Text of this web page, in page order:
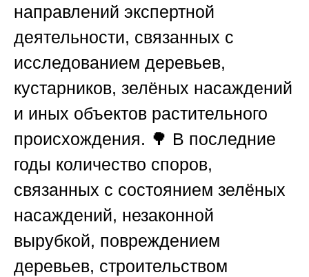
направлений экспертной
деятельности, связанных с
исследованием деревьев,
кустарников, зелёных насаждений
и иных объектов растительного
происхождения. 🌳 В последние
годы количество споров,
связанных с состоянием зелёных
насаждений, незаконной
вырубкой, повреждением
деревьев, строительством